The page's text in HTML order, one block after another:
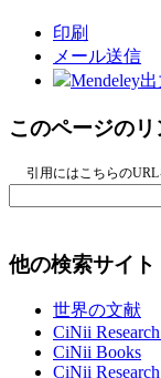
印刷
メール送信
Mendeley出
このページのリ
引用にはこちらの
他の検索サイト
世界の文献
CiNii
CiNii Books
CiNii